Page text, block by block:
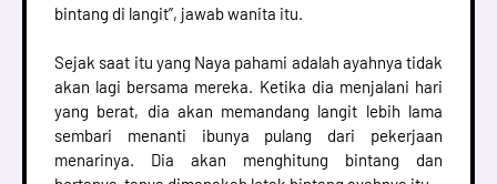
bintang di langit”, jawab wanita itu.
Sejak saat itu yang Naya pahami adalah ayahnya tidak
akan lagi bersama mereka. Ketika dia menjalani hari
yang berat, dia akan memandang langit lebih lama
sembari menanti ibunya pulang dari pekerjaan
menarinya. Dia akan menghitung bintang dan